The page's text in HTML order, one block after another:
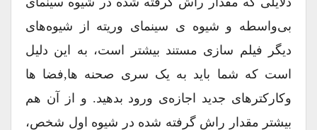
بی‌واسطه و شیوه ی سینمای وریته از شیوه‌های
دیگر فیلم سازی مستند بیشتر است، به این دلیل
است که شما باید به یک سری صحنه ها,فضا ها
وکارکترهای جدید اجازه‌ی ورود بدهید. و از آن هم
بیشتر مقدار راش گرفته شده در شیوه اول شخص،